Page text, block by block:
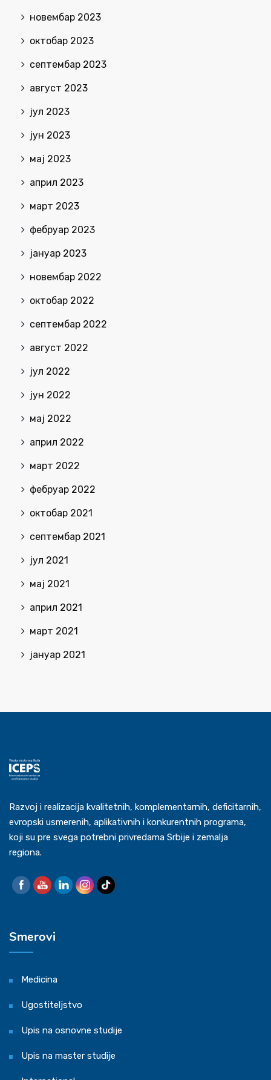
новембар 2023
октобар 2023
септембар 2023
август 2023
јул 2023
јун 2023
мај 2023
април 2023
март 2023
фебруар 2023
јануар 2023
новембар 2022
октобар 2022
септембар 2022
август 2022
јул 2022
јун 2022
мај 2022
април 2022
март 2022
фебруар 2022
октобар 2021
септембар 2021
јул 2021
мај 2021
април 2021
март 2021
јануар 2021
Razvoj i realizacija kvalitetnih, komplementarnih, deficitarnih,
evropski usmerenih, aplikativnih i konkurentnih programa,
koji su pre svega potrebni privredama Srbije i zemalja
regiona.
Smerovi
Medicina
Ugostiteljstvo
Upis na osnovne studije
Upis na master studije